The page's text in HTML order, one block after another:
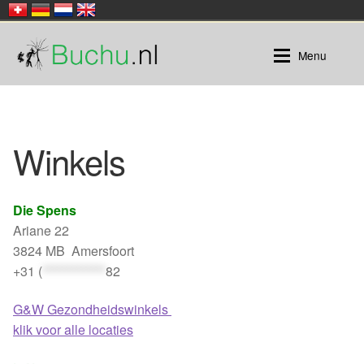
Ga
door
naar
Ga
naar
de
Menu
Buchu |
Losse thee
Rooibos |
Verpakt in zakjes
Honeybush
Winkels
Die Spens
Ariane 22
3824 MB Amersfoort
+31 (
82
G&W Gezondheidswinkels
klik voor alle locaties